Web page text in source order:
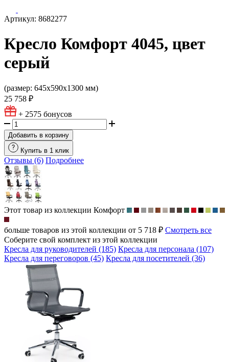
Артикул: 8682277
Кресло Комфорт 4045, цвет
серый
(размер: 645х590х1300 мм)
25 758 ₽
+ 2575 бонусов
Добавить в корзину
Купить в 1 клик
Отзывы (6) Подробнее
Этот товар из коллекции Комфорт
больше товаров из этой коллекции от 5 718 ₽ Смотреть все
Соберите свой комплект из этой коллекции
Кресла для руководителей (185) Кресла для персонала (107)
Кресла для переговоров (45) Кресла для посетителей (36)